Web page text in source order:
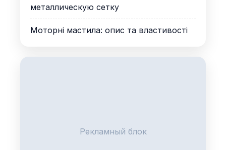
металлическую сетку
Моторні мастила: опис та властивості
Рекламный блок